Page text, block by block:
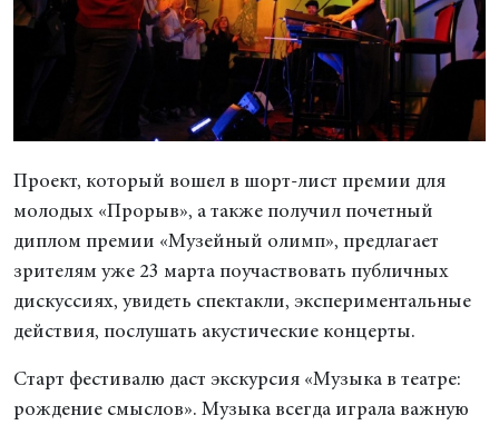
Проект, который вошел в шорт-лист премии для
молодых «Прорыв», а также получил почетный
диплом премии «Музейный олимп», предлагает
зрителям уже 23 марта поучаствовать публичных
дискуссиях, увидеть спектакли, экспериментальные
действия, послушать акустические концерты.
Старт фестивалю даст экскурсия «Музыка в театре:
рождение смыслов». Музыка всегда играла важную